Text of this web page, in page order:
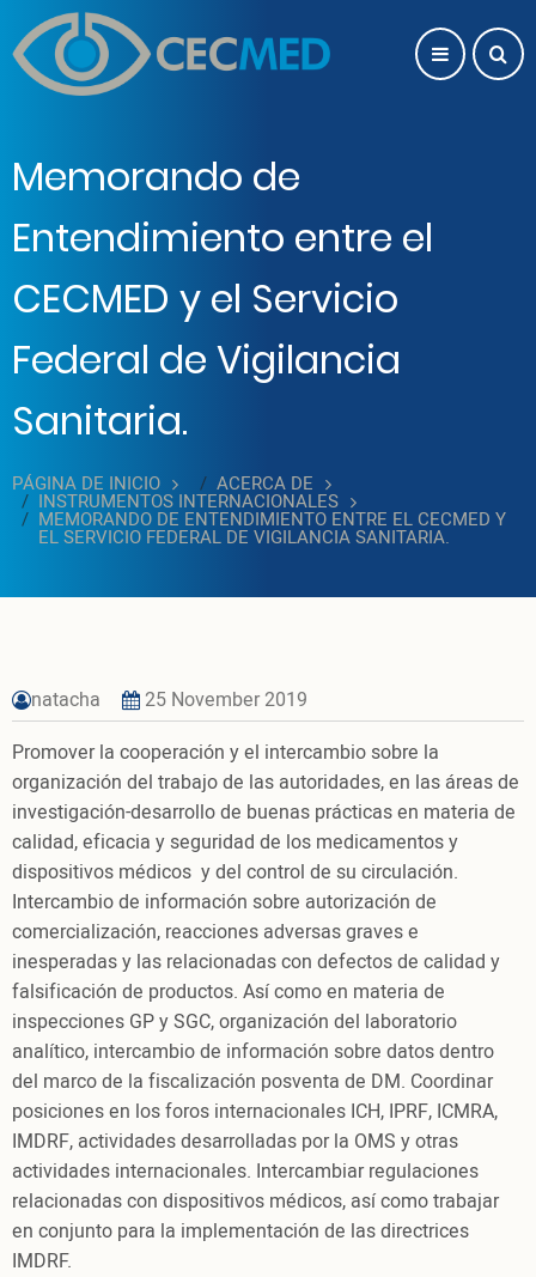
Pasar al contenido principal
Memorando de
Entendimiento entre el
CECMED y el Servicio
Federal de Vigilancia
Sanitaria.
PÁGINA DE INICIO ACERCA DE
INSTRUMENTOS INTERNACIONALES
MEMORANDO DE ENTENDIMIENTO ENTRE EL CECMED Y
EL SERVICIO FEDERAL DE VIGILANCIA SANITARIA.
natacha
25 November 2019
Promover la cooperación y el intercambio sobre la
organización del trabajo de las autoridades, en las áreas de
investigación-desarrollo de buenas prácticas en materia de
calidad, eficacia y seguridad de los medicamentos y
dispositivos médicos y del control de su circulación.
Intercambio de información sobre autorización de
comercialización, reacciones adversas graves e
inesperadas y las relacionadas con defectos de calidad y
falsificación de productos. Así como en materia de
inspecciones GP y SGC, organización del laboratorio
analítico, intercambio de información sobre datos dentro
del marco de la fiscalización posventa de DM. Coordinar
posiciones en los foros internacionales ICH, IPRF, ICMRA,
IMDRF, actividades desarrolladas por la OMS y otras
actividades internacionales. Intercambiar regulaciones
relacionadas con dispositivos médicos, así como trabajar
en conjunto para la implementación de las directrices
IMDRF.